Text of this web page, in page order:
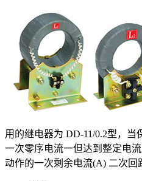
用的继电器为 DD-11/0.2型，
一次零序电流一但达到整定电
动作的一次剩余电流(A) 二次